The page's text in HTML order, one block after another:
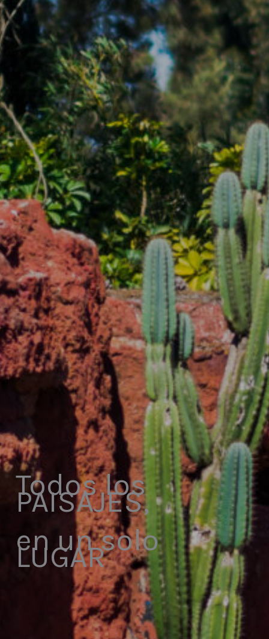
Todos los
PAISAJES,
en un solo
LUGAR